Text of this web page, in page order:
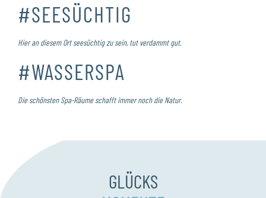
#SEESÜCHTIG
Hier an diesem Ort seesüchtig zu sein, tut verdammt gut.
#WASSERSPA
Die schönsten Spa-Räume schafft immer noch die Natur.
GLÜCKS